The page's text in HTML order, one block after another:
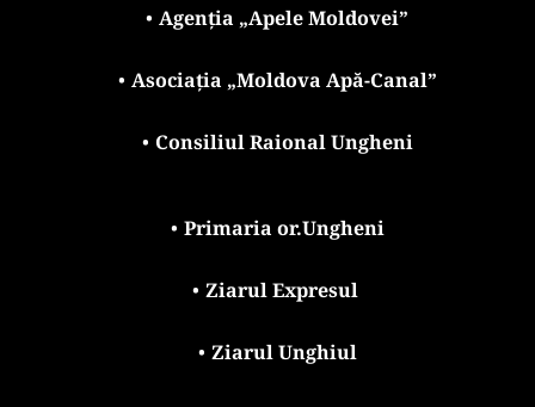
Agenția „Apele Moldovei”
Asociația „Moldova Apă-Canal”
Consiliul Raional Ungheni
Primaria or.Ungheni
Ziarul Expresul
Ziarul Unghiul